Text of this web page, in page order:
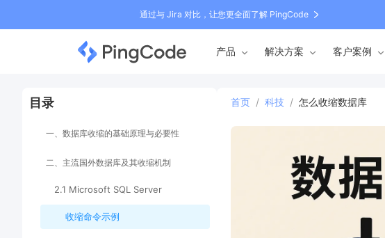
通过与 Jira 对比，让您更全面了解 PingCode
产品 解决方案 客户案例
目录
一、数据库收缩的基础原理与必要性
二、主流国外数据库及其收缩机制
2.1 Microsoft SQL Server
收缩命令示例
首页 / 科技 / 怎么收缩数据库